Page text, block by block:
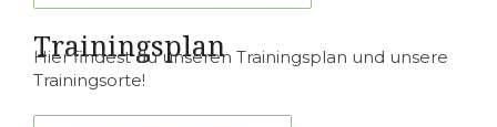
Trainingsplan
Hier findest du unseren Trainingsplan und unsere
Trainingsorte!